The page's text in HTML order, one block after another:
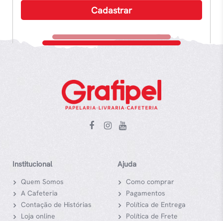
Institucional
Quem Somos
A Cafeteria
Contação de Histórias
Loja online
Ajuda
Como comprar
Pagamentos
Política de Entrega
Política de Frete